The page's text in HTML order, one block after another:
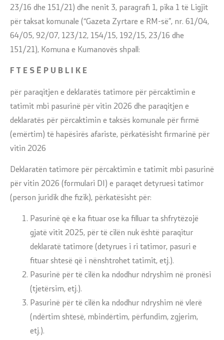
23/16 dhe 151/21) dhe nenit 3, paragrafi 1, pika 1 të Ligjit
për taksat komunale (“Gazeta Zyrtare e RM-së”, nr. 61/04,
64/05, 92/07, 123/12, 154/15, 192/15, 23/16 dhe
151/21), Komuna e Kumanovës shpall:
F T E S Ë P U B L I K E
për paraqitjen e deklaratës tatimore për përcaktimin e
tatimit mbi pasurinë për vitin 2026 dhe paraqitjen e
deklaratës për përcaktimin e taksës komunale për firmë
(emërtim) të hapësirës afariste, përkatësisht firmarinë për
vitin 2026
Deklaratën tatimore për përcaktimin e tatimit mbi pasurinë
për vitin 2026 (formulari DI) e paraqet detyruesi tatimor
(person juridik dhe fizik), përkatësisht për:
Pasurinë që e ka fituar ose ka filluar ta shfrytëzojë
gjatë vitit 2025, për të cilën nuk është paraqitur
deklaratë tatimore (detyrues i ri tatimor, pasuri e
fituar shtesë që i nënshtrohet tatimit, etj.).
Pasurinë për të cilën ka ndodhur ndryshim në pronësi
(tjetërsim, etj.).
Pasurinë për të cilën ka ndodhur ndryshim në vlerë
(ndërtim shtesë, mbindërtim, përfundim, zgjerim,
etj.).